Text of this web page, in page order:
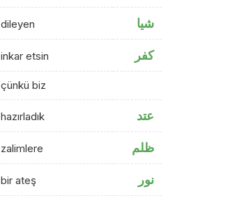
dileyen شيا
inkar etsin كفر
çünkü biz
hazırladık عتد
zalimlere ظلم
bir ateş نور